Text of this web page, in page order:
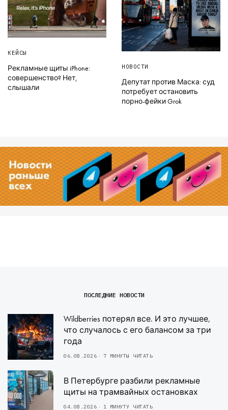
КЕЙСЫ
Рекламные щиты iPhone:
совершенство? Нет,
слышали
НОВОСТИ
Депутат против Маска: суд
потребует остановить
порно-фейки Grok
ПОСЛЕДНИЕ НОВОСТИ
Wildberries потерял все. И это лучшее,
что случалось с его балансом за три
года
06.08.2026 7 МИНУТЫ ЧИТАТЬ
В Петербурге разбили рекламные
щиты на трамвайных остановках
04.08.2026 1 МИНУТУ ЧИТАТЬ